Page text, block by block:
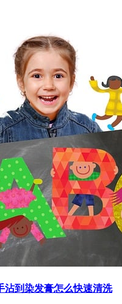
沾到染发膏怎么快速清洗